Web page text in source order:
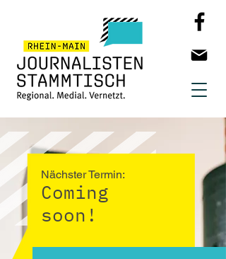
Nächster Termin:
Coming
soon!